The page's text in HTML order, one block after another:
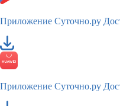
Приложение Суточно.ру
Приложение Суточно.ру